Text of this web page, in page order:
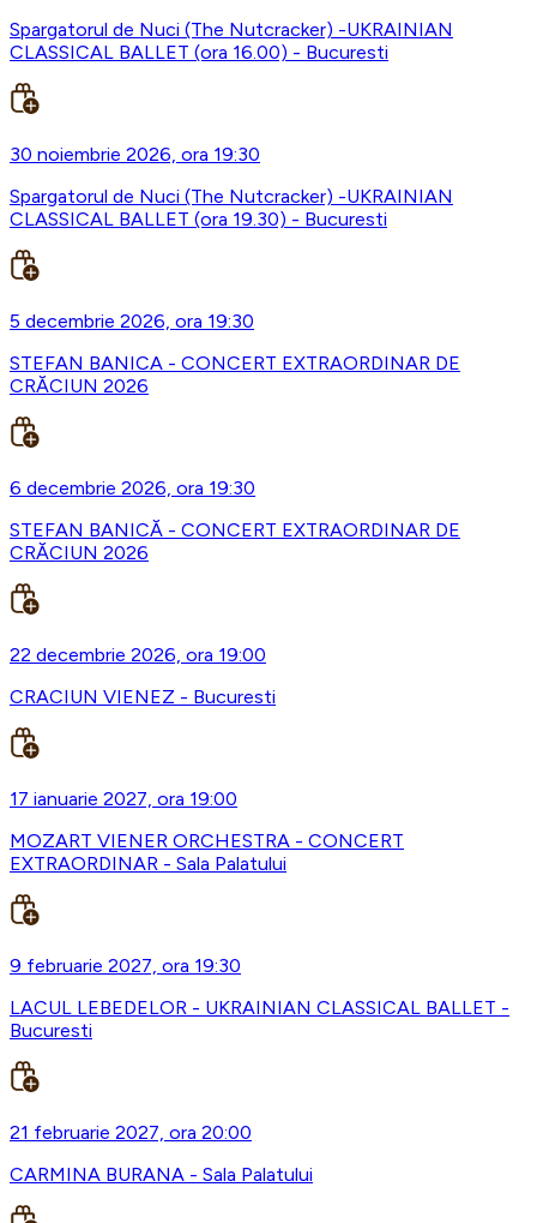
Spargatorul de Nuci (The Nutcracker) -UKRAINIAN
CLASSICAL BALLET (ora 16.00) - Bucuresti
30 noiembrie 2026, ora 19:30
Spargatorul de Nuci (The Nutcracker) -UKRAINIAN
CLASSICAL BALLET (ora 19.30) - Bucuresti
5 decembrie 2026, ora 19:30
STEFAN BANICA - CONCERT EXTRAORDINAR DE
CRĂCIUN 2026
6 decembrie 2026, ora 19:30
STEFAN BANICĂ - CONCERT EXTRAORDINAR DE
CRĂCIUN 2026
22 decembrie 2026, ora 19:00
CRACIUN VIENEZ - Bucuresti
17 ianuarie 2027, ora 19:00
MOZART VIENER ORCHESTRA - CONCERT
EXTRAORDINAR - Sala Palatului
9 februarie 2027, ora 19:30
LACUL LEBEDELOR - UKRAINIAN CLASSICAL BALLET -
Bucuresti
21 februarie 2027, ora 20:00
CARMINA BURANA - Sala Palatului